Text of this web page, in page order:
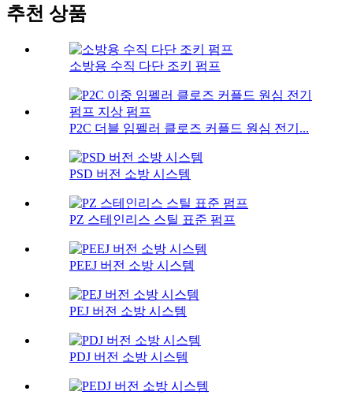
추천 상품
소방용 수직 다단 조키 펌프
P2C 더블 임펠러 클로즈 커플드 원심 전기...
PSD 버전 소방 시스템
PZ 스테인리스 스틸 표준 펌프
PEEJ 버전 소방 시스템
PEJ 버전 소방 시스템
PDJ 버전 소방 시스템